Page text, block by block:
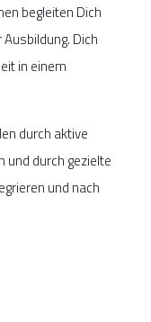
begleiten Dich
Dich
in einem
durch aktive
und durch gezielte
und nach